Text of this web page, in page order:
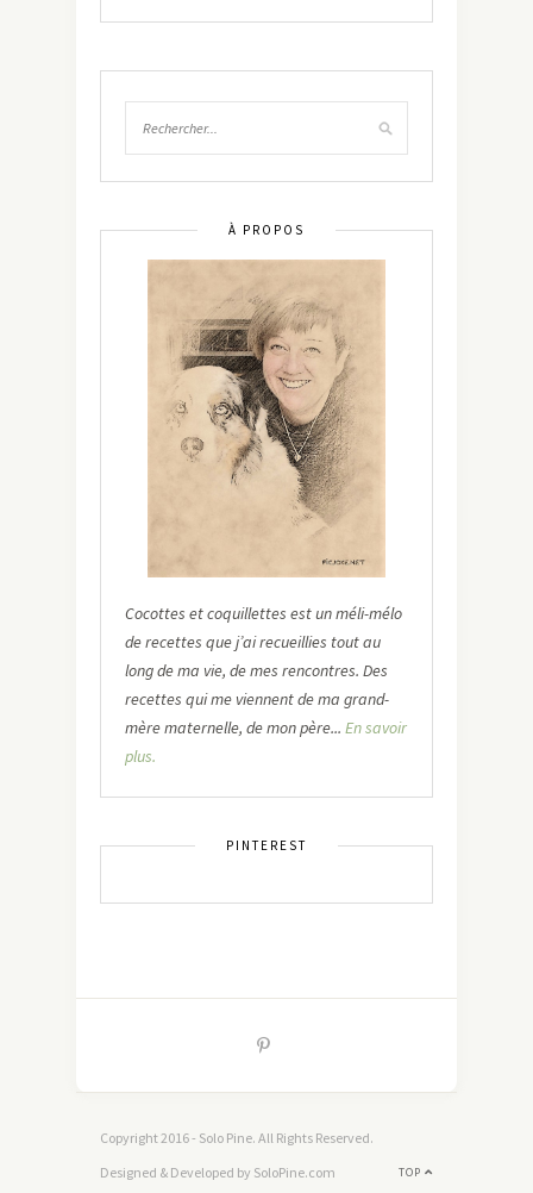
À PROPOS
Cocottes et coquillettes est un méli-mélo
de recettes que j’ai recueillies tout au
long de ma vie, de mes rencontres. Des
recettes qui me viennent de ma grand-
mère maternelle, de mon père... En savoir
plus.
PINTEREST
Copyright 2016 - Solo Pine. All Rights Reserved.
TOP
Designed & Developed by SoloPine.com